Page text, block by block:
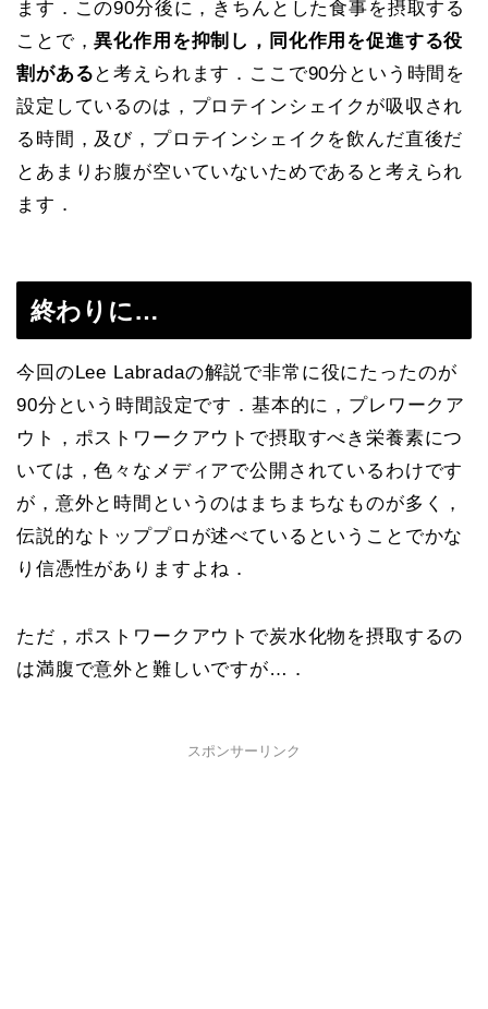
ます．この90分後に，きちんとした食事を摂取する
ことで，異化作用を抑制し，同化作用を促進する役
割がある と考えられます．ここで90分という時間を
設定しているのは，プロテインシェイクが吸収され
る時間，及び，プロテインシェイクを飲んだ直後だ
とあまりお腹が空いていないためであると考えられ
ます．
終わりに…
今回のLee Labradaの解説で非常に役にたったのが
90分という時間設定です．基本的に，プレワークア
ウト，ポストワークアウトで摂取すべき栄養素につ
いては，色々なメディアで公開されているわけです
が，意外と時間というのはまちまちなものが多く，
伝説的なトッププロが述べているということでかな
り信憑性がありますよね．
ただ，ポストワークアウトで炭水化物を摂取するの
は満腹で意外と難しいですが…．
スポンサーリンク